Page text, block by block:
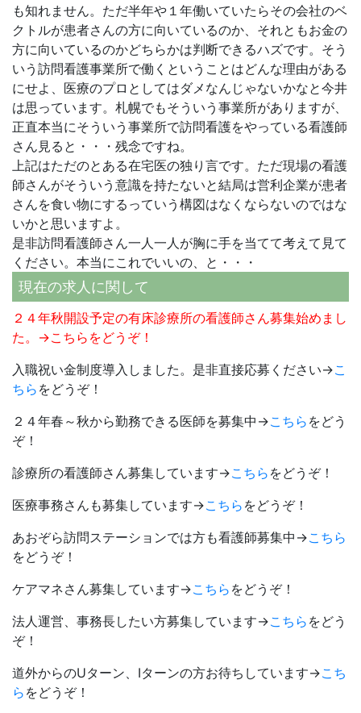
も知れません。ただ半年や１年働いていたらその会社のベ
クトルが患者さんの方に向いているのか、それともお金の
方に向いているのかどちらかは判断できるハズです。そう
いう訪問看護事業所で働くということはどんな理由がある
にせよ、医療のプロとしてはダメなんじゃないかなと今井
は思っています。札幌でもそういう事業所がありますが、
正直本当にそういう事業所で訪問看護をやっている看護師
さん見ると・・・残念ですね。
上記はただのとある在宅医の独り言です。ただ現場の看護
師さんがそういう意識を持たないと結局は営利企業が患者
さんを食い物にするっていう構図はなくならないのではな
いかと思いますよ。
是非訪問看護師さん一人一人が胸に手を当てて考えて見て
ください。本当にこれでいいの、と・・・
現在の求人に関して
２４年秋開設予定の有床診療所の看護師さん募集始めまし
た。→こちら をどうぞ！
入職祝い金制度導入しました。是非直接応募ください→こ
ちら をどうぞ！
２４年春～秋から勤務できる医師を募集中→こちら をどう
ぞ！
診療所の看護師さん募集しています→こちら をどうぞ！
医療事務さんも募集しています→こちら をどうぞ！
あおぞら訪問ステーションでは方も看護師募集中→こちら
をどうぞ！
ケアマネさん募集しています→こちら をどうぞ！
法人運営、事務長したい方募集しています→こちら をどう
ぞ！
道外からのUターン、Iターンの方お待ちしています→こち
ら をどうぞ！